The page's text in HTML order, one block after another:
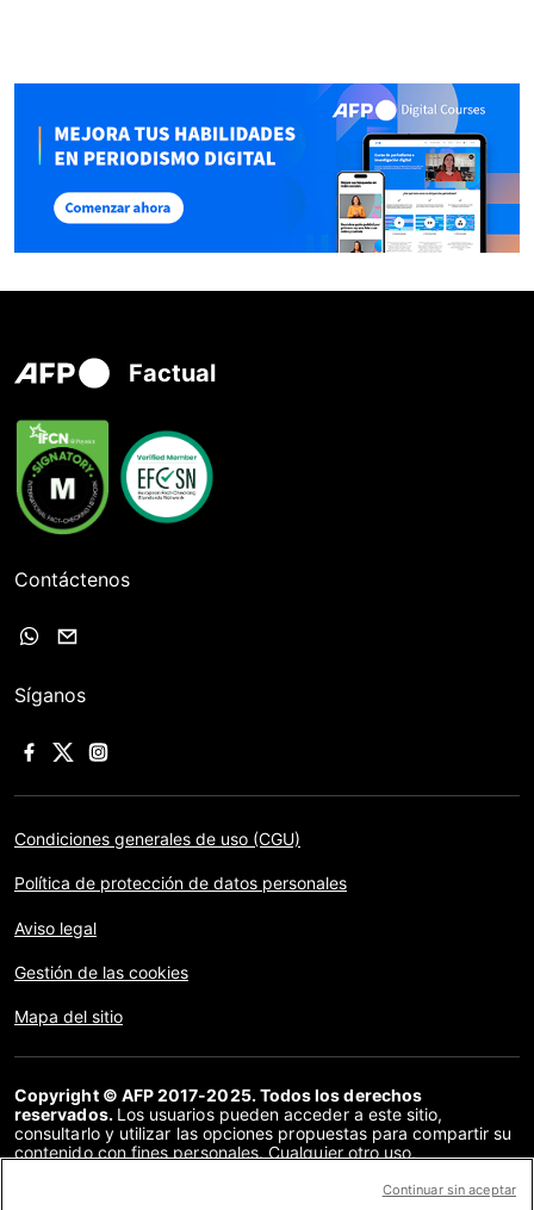
Factual
Contáctenos
Síganos
Condiciones generales de uso (CGU)
Política de protección de datos personales
Aviso legal
Gestión de las cookies
Mapa del sitio
Copyright © AFP 2017-2025. Todos los derechos
reservados. Los usuarios pueden acceder a este sitio,
consultarlo y utilizar las opciones propuestas para compartir su
contenido con fines personales. Cualquier otro uso,
distribución del contenido de este sitio, en su totalidad o en
Continuar sin aceptar